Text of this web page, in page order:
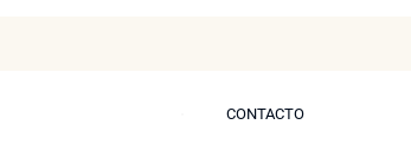
CONTACTO